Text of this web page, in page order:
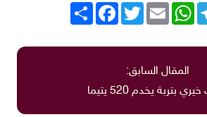
انشر
FacebookTwitterEmail
WhatsApp
المقال السابق:
بتربة يخدم 520 يتيما